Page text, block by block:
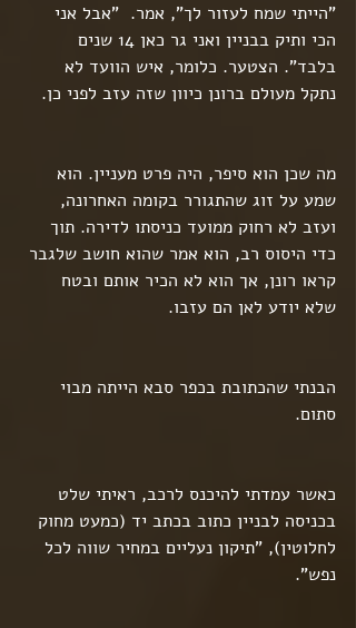
"הייתי שמח לעזור לך", אמר.  "אבל אני
הכי ותיק בבניין ואני גר כאן 14 שנים
בלבד". הצטער. כלומר, איש הוועד לא
נתקל מעולם ברונן כיוון שזה עזב לפני כן.
מה שכן הוא סיפר, היה פרט מעניין. הוא
שמע על זוג שהתגורר בקומה האחרונה,
ועזב לא רחוק ממועד כניסתו לדירה. תוך
כדי היסוס רב, הוא אמר שהוא חושב שלגבר
קראו רונן, אך הוא לא הכיר אותם ובטח
שלא יודע לאן הם עזבו.
הבנתי שהכתובת בכפר סבא הייתה מבוי
סתום.
כאשר עמדתי להיכנס לרכב, ראיתי שלט
בכניסה לבניין כתוב בכתב יד (כמעט מחוק
לחלוטין), "תיקון נעליים במחיר שווה לכל
נפש".